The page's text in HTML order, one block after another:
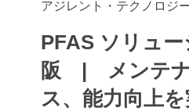
アジレント・テクノロジ
PFAS ソリュ
阪 | メンテナ
ス、能力向上